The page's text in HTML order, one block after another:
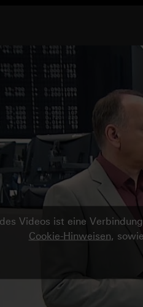
Videos ist eine
Cookie-Hinweisen,